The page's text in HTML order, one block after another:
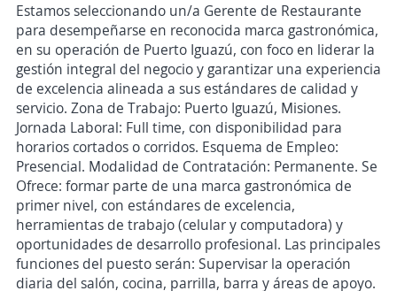
Estamos seleccionando un/a Gerente de Restaurante
para desempeñarse en reconocida marca gastronómica,
en su operación de Puerto Iguazú, con foco en liderar la
gestión integral del negocio y garantizar una experiencia
de excelencia alineada a sus estándares de calidad y
servicio. Zona de Trabajo: Puerto Iguazú, Misiones.
Jornada Laboral: Full time, con disponibilidad para
horarios cortados o corridos. Esquema de Empleo:
Presencial. Modalidad de Contratación: Permanente. Se
Ofrece: formar parte de una marca gastronómica de
primer nivel, con estándares de excelencia,
herramientas de trabajo (celular y computadora) y
oportunidades de desarrollo profesional. Las principales
funciones del puesto serán: Supervisar la operación
diaria del salón, cocina, parrilla, barra y áreas de apoyo.